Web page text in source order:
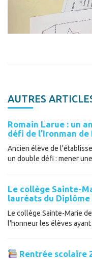
AUTRES
Romain Larue : un
défi de l’Ironman
Ancien élève de
un double défi : mener
Le collège Sainte-
lauréats du
Le collège Sainte-Marie
l'honneur les élèves
Rentrée scolaire